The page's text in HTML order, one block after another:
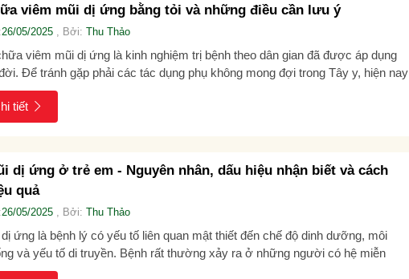
viêm mũi dị ứng bằng tỏi và những điều cần lưu ý
26/05/2025, Bởi: Thu Thảo
viêm mũi dị ứng là kinh nghiệm trị bệnh theo dân gian đã được áp dụng
Để tránh gặp phải các tác dụng phụ không mong đợi trong Tây y, hiện nay
này...
tiết
dị ứng ở trẻ em - Nguyên nhân, dấu hiệu nhận biết và cách
quả
26/05/2025, Bởi: Thu Thảo
ứng là bệnh lý có yếu tố liên quan mật thiết đến chế độ dinh dưỡng, môi
và yếu tố di truyền. Bệnh rất thường xảy ra ở những người có hệ miễn